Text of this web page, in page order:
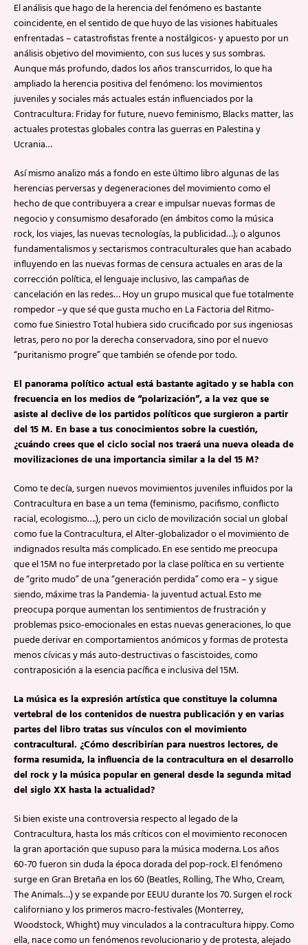
El análisis que hago de la herencia del fenómeno es bastante
coincidente, en el sentido de que huyo de las visiones habituales
enfrentadas – catastrofistas frente a nostálgicos- y apuesto por un
análisis objetivo del movimiento, con sus luces y sus sombras.
Aunque más profundo, dados los años transcurridos, lo que ha
ampliado la herencia positiva del fenómeno: los movimientos
juveniles y sociales más actuales están influenciados por la
Contracultura: Friday for future, nuevo feminismo, Blacks matter, las
actuales protestas globales contra las guerras en Palestina y
Ucrania…
Así mismo analizo más a fondo en este último libro algunas de las
herencias perversas y degeneraciones del movimiento como el
hecho de que contribuyera a crear e impulsar nuevas formas de
negocio y consumismo desaforado (en ámbitos como la música
rock, los viajes, las nuevas tecnologías, la publicidad…); o algunos
fundamentalismos y sectarismos contraculturales que han acabado
influyendo en las nuevas formas de censura actuales en aras de la
corrección política, el lenguaje inclusivo, las campañas de
cancelación en las redes… Hoy un grupo musical que fue totalmente
rompedor –y que sé que gusta mucho en La Factoria del Ritmo-
como fue Siniestro Total hubiera sido crucificado por sus ingeniosas
letras, pero no por la derecha conservadora, sino por el nuevo
“puritanismo progre” que también se ofende por todo.
El panorama político actual está bastante agitado y se habla con
frecuencia en los medios de “polarización”, a la vez que se
asiste al declive de los partidos políticos que surgieron a partir
del 15 M. En base a tus conocimientos sobre la cuestión,
¿cuándo crees que el ciclo social nos traerá una nueva oleada de
movilizaciones de una importancia similar a la del 15 M?
Como te decía, surgen nuevos movimientos juveniles influidos por la
Contracultura en base a un tema (feminismo, pacifismo, conflicto
racial, ecologismo….), pero un ciclo de movilización social un global
como fue la Contracultura, el Alter-globalizador o el movimiento de
indignados resulta más complicado. En ese sentido me preocupa
que el 15M no fue interpretado por la clase política en su vertiente
de “grito mudo” de una “generación perdida” como era – y sigue
siendo, máxime tras la Pandemia- la juventud actual. Esto me
preocupa porque aumentan los sentimientos de frustración y
problemas psico-emocionales en estas nuevas generaciones, lo que
puede derivar en comportamientos anómicos y formas de protesta
menos cívicas y más auto-destructivas o fascistoides, como
contraposición a la esencia pacífica e inclusiva del 15M.
La música es la expresión artística que constituye la columna
vertebral de los contenidos de nuestra publicación y en varias
partes del libro tratas sus vínculos con el movimiento
contracultural. ¿Cómo describirían para nuestros lectores, de
forma resumida, la influencia de la contracultura en el desarrollo
del rock y la música popular en general desde la segunda mitad
del siglo XX hasta la actualidad?
Si bien existe una controversia respecto al legado de la
Contracultura, hasta los más críticos con el movimiento reconocen
la gran aportación que supuso para la música moderna. Los años
60-70 fueron sin duda la época dorada del pop-rock. El fenómeno
surge en Gran Bretaña en los 60 (Beatles, Rolling, The Who, Cream,
The Animals…) y se expande por EEUU durante los 70. Surgen el rock
californiano y los primeros macro-festivales (Monterrey,
Woodstock, Whight) muy vinculados a la contracultura hippy. Como
ella, nace como un fenómenos revolucionario y de protesta, alejado